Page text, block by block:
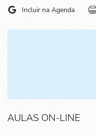
Incluir na Agenda
AULAS ON-LINE